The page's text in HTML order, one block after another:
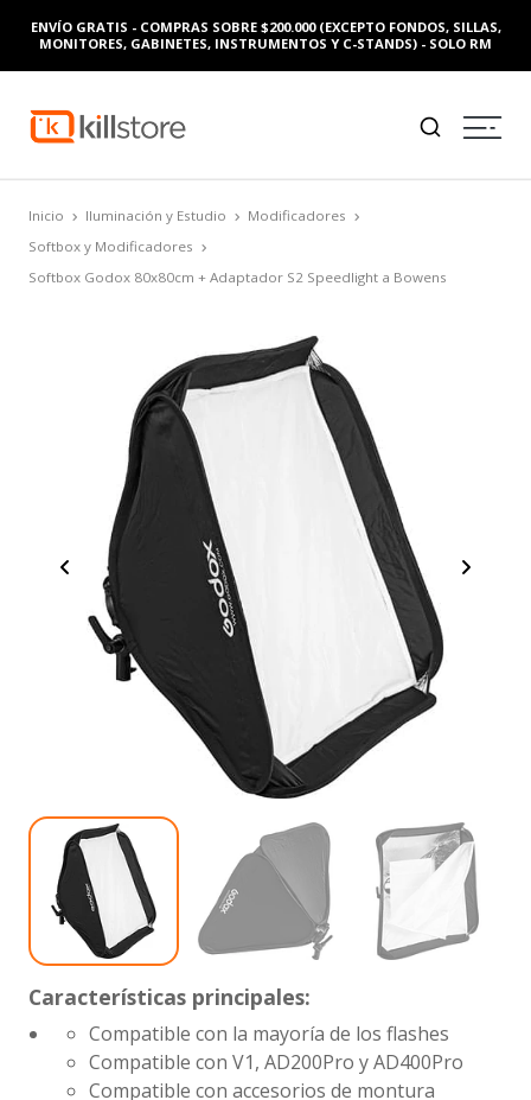
ENVÍO GRATIS - COMPRAS SOBRE $200.000 (EXCEPTO FONDOS, SILLAS,
MONITORES, GABINETES, INSTRUMENTOS Y C-STANDS) - SOLO RM
Inicio Iluminación y Estudio
Modificadores
Softbox y Modificadores
Softbox Godox 80x80cm + Adaptador S2 Speedlight a Bowens
Características principales:
Compatible con la mayoría de los flashes
Compatible con V1, AD200Pro y AD400Pro
Compatible con accesorios de montura